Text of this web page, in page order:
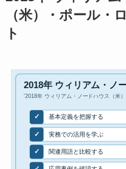
（米）・ポール・
ト